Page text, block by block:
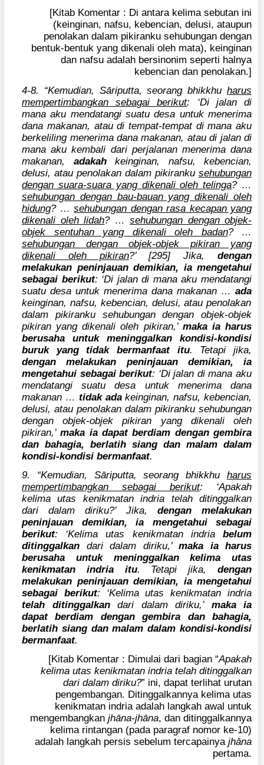
[Kitab Komentar : Di antara kelima sebutan ini
(keinginan, nafsu, kebencian, delusi, ataupun
penolakan dalam pikiranku sehubungan dengan
bentuk-bentuk yang dikenali oleh mata), keinginan
dan nafsu adalah bersinonim seperti halnya
kebencian dan penolakan.]
4-8. “Kemudian, Sāriputta, seorang bhikkhu harus
mempertimbangkan sebagai berikut: ‘Di jalan di
mana aku mendatangi suatu desa untuk menerima
dana makanan, atau di tempat-tempat di mana aku
berkeliling menerima dana makanan, atau di jalan di
mana aku kembali dari perjalanan menerima dana
makanan, adakahkeinginan, nafsu, kebencian,
delusi, atau penolakan dalam pikiranku sehubungan
dengan suara-suara yang dikenali oleh telinga? …
sehubungan dengan bau-bauan yang dikenali oleh
hidung? …sehubungan dengan rasa kecapan yang
dikenali oleh lidah? …sehubungan dengan objek-
objek sentuhan yang dikenali oleh badan? …
sehubungan dengan objek-objek pikiran yang
dikenali oleh pikiran?’ [295] Jika,dengan
melakukan peninjauan demikian, ia mengetahui
sebagai berikut: ‘Di jalan di mana aku mendatangi
suatu desa untuk menerima dana makanan … ada
keinginan, nafsu, kebencian, delusi, atau penolakan
dalam pikiranku sehubungan dengan objek-objek
pikiran yang dikenali oleh pikiran,’ maka ia harus
berusaha untuk meninggalkan kondisi-kondisi
buruk yang tidak bermanfaat itu. Tetapi jika,
dengan melakukan peninjauan demikian, ia
mengetahui sebagai berikut: ‘Di jalan di mana aku
mendatangi suatu desa untuk menerima dana
makanan … tidak adakeinginan, nafsu, kebencian,
delusi, atau penolakan dalam pikiranku sehubungan
dengan objek-objek pikiran yang dikenali oleh
pikiran,’maka ia dapat berdiam dengan gembira
dan bahagia, berlatih siang dan malam dalam
kondisi-kondisi bermanfaat.
9. “Kemudian, Sāriputta, seorang bhikkhu harus
mempertimbangkan sebagai berikut: ‘Apakah
kelima utas kenikmatan indria telah ditinggalkan
dari dalam diriku?’ Jika,dengan melakukan
peninjauan demikian, ia mengetahui sebagai
berikut: ‘Kelima utas kenikmatan indria belum
ditinggalkan dari dalam diriku,’maka ia harus
berusaha untuk meninggalkan kelima utas
kenikmatan indria itu. Tetapi jika,dengan
melakukan peninjauan demikian, ia mengetahui
sebagai berikut: ‘Kelima utas kenikmatan indria
telah ditinggalkandari dalam diriku,’ maka ia
dapat berdiam dengan gembira dan bahagia,
berlatih siang dan malam dalam kondisi-kondisi
bermanfaat.
[Kitab Komentar : Dimulai dari bagian “Apakah
kelima utas kenikmatan indria telah ditinggalkan
dari dalam diriku?” ini, dapat terlihat urutan
pengembangan. Ditinggalkannya kelima utas
kenikmatan indria adalah langkah awal untuk
mengembangkan jhāna-jhāna, dan ditinggalkannya
kelima rintangan (pada paragraf nomor ke-10)
adalah langkah persis sebelum tercapainya jhāna
pertama.